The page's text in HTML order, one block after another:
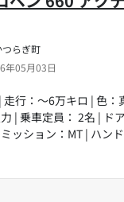
らぎ町
年05月03日
行：～6万キロ | 色：
| 乗車定員： 2名 | ド
ッション：MT | ハン